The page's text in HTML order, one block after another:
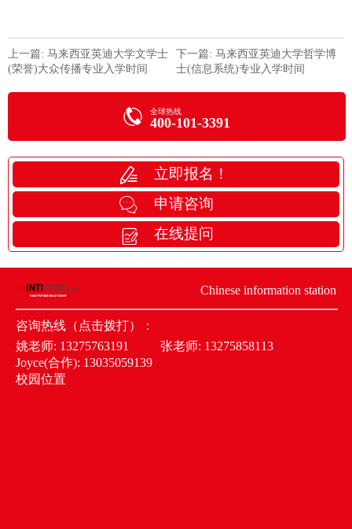
上一篇: 马来西亚英迪大学文学士
(荣誉)大众传播专业入学时间
下一篇: 马来西亚英迪大学哲学博
士(信息系统)专业入学时间
全球热线
400-101-3391
立即报名！
申请咨询
在线提问
Chinese information station
咨询热线（点击拨打）：
姚老师: 13275763191 张老师: 13275858113
Joyce(合作): 13035059139
校园位置